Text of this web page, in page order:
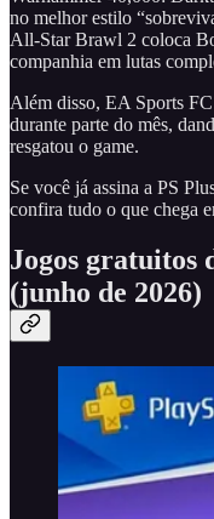
no melhor estilo
All-Star Brawl 2 coloca
companhia em lutas
Além disso, EA Sports
durante parte do mês,
resgatou o game.
Se você já assina a PS
confira tudo o que chega
Jogos gratuitos
(junho de 2026)